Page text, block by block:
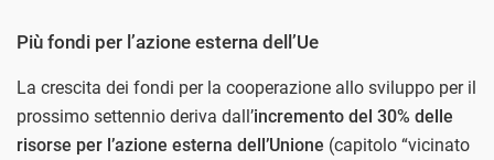
Più fondi per l’azione esterna dell’Ue
La crescita dei fondi per la cooperazione allo sviluppo per il
prossimo settennio deriva dall’incremento del 30% delle
risorse per l’azione esterna dell’Unione (capitolo “vicinato